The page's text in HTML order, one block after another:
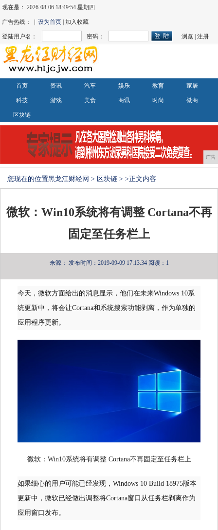
现在是：2026-08-06 18:49:54 星期四
广告热线： |设为首页 | 加入收藏
登陆用户名： 密码： 浏览 |注册
首页 资讯 汽车 娱乐 教育 家居
科技 游戏 美食 商讯 时尚 微商
区块链
广告
您现在的位置黑龙江财经网 > 区块链 > >正文内容
微软：Win10系统将有调整 Cortana不再
固定至任务栏上
来源： 发布时间：2019-09-09 17:13:34 阅读：1
今天，微软方面给出的消息显示，他们在未来Windows 10系
统更新中，将会让Cortana和系统搜索功能剥离，作为单独的
应用程序更新。
微软：Win10系统将有调整 Cortana不再固定至任务栏上
如果细心的用户可能已经发现，Windows 10 Build 18975版本
更新中，微软已经做出调整将Cortana窗口从任务栏剥离作为
应用窗口发布。